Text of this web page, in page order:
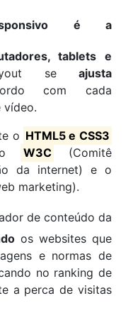
é a
tablets e
se ajusta
com cada
vídeo.
o HTML5 e CSS3
W3C
(Comitê
da internet) e o
marketing).
de conteúdo da
os websites que
e normas de
no ranking de
a perca de visitas